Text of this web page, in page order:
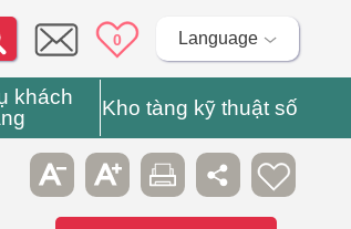
0 Language
khách
Kho tàng kỹ thuật số